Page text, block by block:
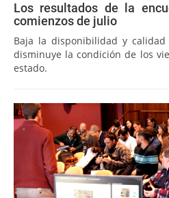
Los resultados de la
comienzos de julio
Baja la disponibilidad y
disminuye la condición de los
estado.